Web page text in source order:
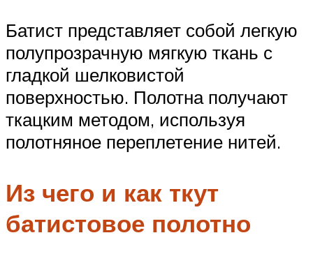
Батист представляет собой легкую
полупрозрачную мягкую ткань с
гладкой шелковистой
поверхностью. Полотна получают
ткацким методом, используя
полотняное переплетение нитей.
Из чего и как ткут
батистовое полотно